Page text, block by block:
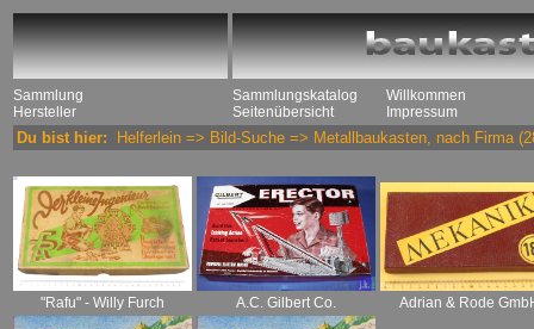
Sammlung
Hersteller
Sammlungskatalog
Seitenübersicht
Willkommen
Impressum
Du bist hier: Helferlein => Bild-Suche => Metallbaukasten, nach Firma
"Rafu" - Willy Furch A.C. Gilbert Co. Adrian & Rode